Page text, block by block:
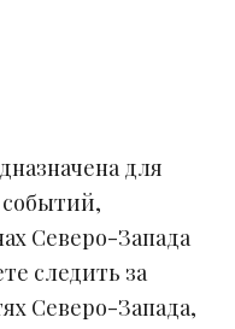
для
Северо-Запада
следить за
Северо-Запада,